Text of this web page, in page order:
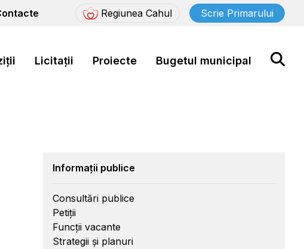
Regiunea Cahul Scrie Primarului
Licitații Proiecte Bugetul municipal
Informații publice
Consultări publice
Petiții
Funcții vacante
Strategii și planuri